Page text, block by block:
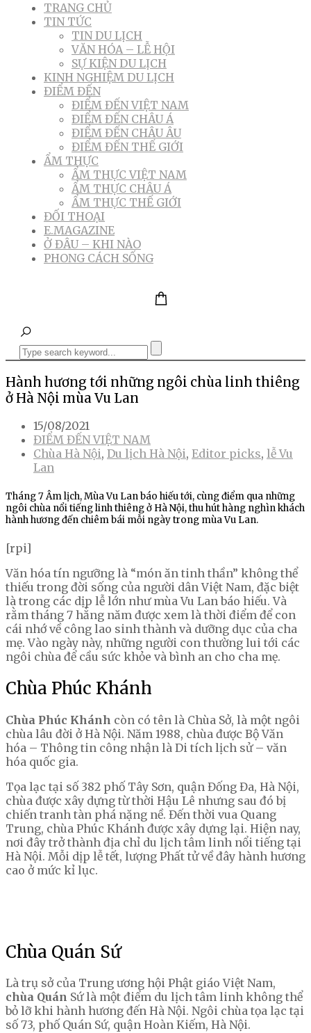
TRANG CHỦ
TIN TỨC
TIN DU LỊCH
VĂN HÓA – LỄ HỘI
SỰ KIỆN DU LỊCH
KINH NGHIỆM DU LỊCH
ĐIỂM ĐẾN
ĐIỂM ĐẾN VIỆT NAM
ĐIỂM ĐẾN CHÂU Á
ĐIỂM ĐẾN CHÂU ÂU
ĐIỂM ĐẾN THẾ GIỚI
ẨM THỰC
ẨM THỰC VIỆT NAM
ẨM THỰC CHÂU Á
ẨM THỰC THẾ GIỚI
ĐỐI THOẠI
E.MAGAZINE
Ở ĐÂU – KHI NÀO
PHONG CÁCH SỐNG
Hành hương tới những ngôi chùa linh thiêng
ở Hà Nội mùa Vu Lan
15/08/2021
ĐIỂM ĐẾN VIỆT NAM
Chùa Hà Nội, Du lịch Hà Nội, Editor picks, lễ Vu
Lan
Tháng 7 Âm lịch, Mùa Vu Lan báo hiếu tới, cùng điểm qua những
ngôi chùa nổi tiếng linh thiêng ở Hà Nội, thu hút hàng nghìn khách
hành hương đến chiêm bái mỗi ngày trong mùa Vu Lan.
[rpi]
Văn hóa tín ngưỡng là “món ăn tinh thần” không thể
thiếu trong đời sống của người dân Việt Nam, đặc biệt
là trong các dịp lễ lớn như mùa Vu Lan báo hiếu. Và
rằm tháng 7 hằng năm được xem là thời điểm để con
cái nhớ về công lao sinh thành và dưỡng dục của cha
mẹ. Vào ngày này, những người con thường lui tới các
ngôi chùa để cầu sức khỏe và bình an cho cha mẹ.
Chùa Phúc Khánh
Chùa Phúc Khánh còn có tên là Chùa Sở, là một ngôi
chùa lâu đời ở Hà Nội. Năm 1988, chùa được Bộ Văn
hóa – Thông tin công nhận là Di tích lịch sử – văn
hóa quốc gia.
Tọa lạc tại số 382 phố Tây Sơn, quận Đống Đa, Hà Nội,
chùa được xây dựng từ thời Hậu Lê nhưng sau đó bị
chiến tranh tàn phá nặng nề. Đến thời vua Quang
Trung, chùa Phúc Khánh được xây dựng lại. Hiện nay,
nơi đây trở thành địa chỉ du lịch tâm linh nổi tiếng tại
Hà Nội. Mỗi dịp lễ tết, lượng Phất tử về đây hành hương
cao ở mức kỉ lục.
Chùa Quán Sứ
Là trụ sở của Trung ương hội Phật giáo Việt Nam,
chùa Quán Sứ là một điểm du lịch tâm linh không thể
bỏ lỡ khi hành hương đến Hà Nội. Ngôi chùa tọa lạc tại
số 73, phố Quán Sứ, quận Hoàn Kiếm, Hà Nội.